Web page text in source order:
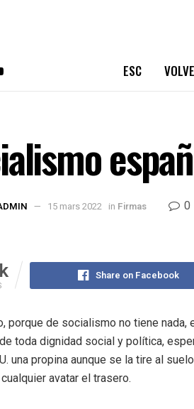
ESC
15 mars 2022 in Firmas 0
Share on Facebook
porque de socialismo no tiene
toda dignidad social y política,
una propina aunque se la tire al
avatar el trasero.